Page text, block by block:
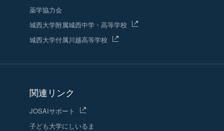
薬学協力会
城西大学附属城西中学・高等学校
城西大学付属川越高等学校
関連リンク
JOSAIサポート
子ども大学にしいるま